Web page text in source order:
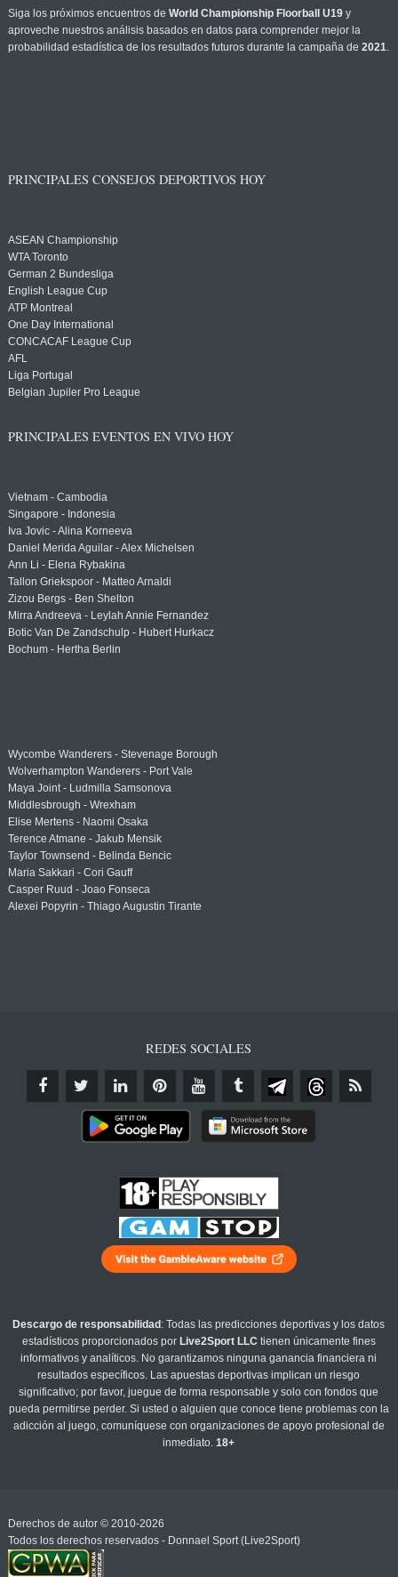
Siga los próximos encuentros de World Championship Floorball U19y
aproveche nuestros análisis basados en datos para comprender mejor la
probabilidad estadística de los resultados futuros durante la campaña de 2021.
PRINCIPALES CONSEJOS DEPORTIVOS HOY
ASEAN Championship
WTA Toronto
German 2 Bundesliga
English League Cup
ATP Montreal
One Day International
CONCACAF League Cup
AFL
Liga Portugal
Belgian Jupiler Pro League
PRINCIPALES EVENTOS EN VIVO HOY
Vietnam - Cambodia
Singapore - Indonesia
Iva Jovic - Alina Korneeva
Daniel Merida Aguilar - Alex Michelsen
Ann Li - Elena Rybakina
Tallon Griekspoor - Matteo Arnaldi
Zizou Bergs - Ben Shelton
Mirra Andreeva - Leylah Annie Fernandez
Botic Van De Zandschulp - Hubert Hurkacz
Bochum - Hertha Berlin
Wycombe Wanderers - Stevenage Borough
Wolverhampton Wanderers - Port Vale
Maya Joint - Ludmilla Samsonova
Middlesbrough - Wrexham
Elise Mertens - Naomi Osaka
Terence Atmane - Jakub Mensik
Taylor Townsend - Belinda Bencic
Maria Sakkari - Cori Gauff
Casper Ruud - Joao Fonseca
Alexei Popyrin - Thiago Augustin Tirante
REDES SOCIALES
Descargo de responsabilidad : Todas las predicciones deportivas y los datos
estadísticos proporcionados por Live2Sport LLC tienen únicamente fines
informativos y analíticos. No garantizamos ninguna ganancia financiera ni
resultados específicos. Las apuestas deportivas implican un riesgo
significativo; por favor, juegue de forma responsable y solo con fondos que
pueda permitirse perder. Si usted o alguien que conoce tiene problemas con la
adicción al juego, comuníquese con organizaciones de apoyo profesional de
inmediato.18+
Derechos de autor © 2010-2026
Todos los derechos reservados - Donnael Sport (Live2Sport)